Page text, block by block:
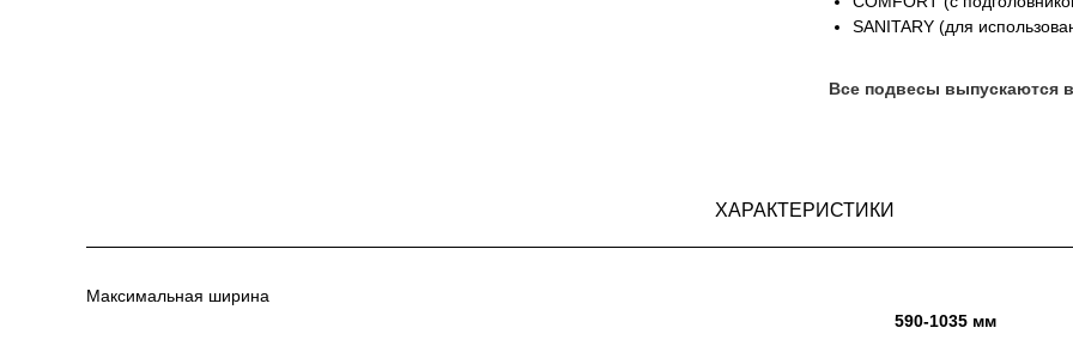
SANITARY (для
Все подвесы выпускаются
ХАРАКТЕРИСТИКИ
Максимальная ширина
590-1035 мм